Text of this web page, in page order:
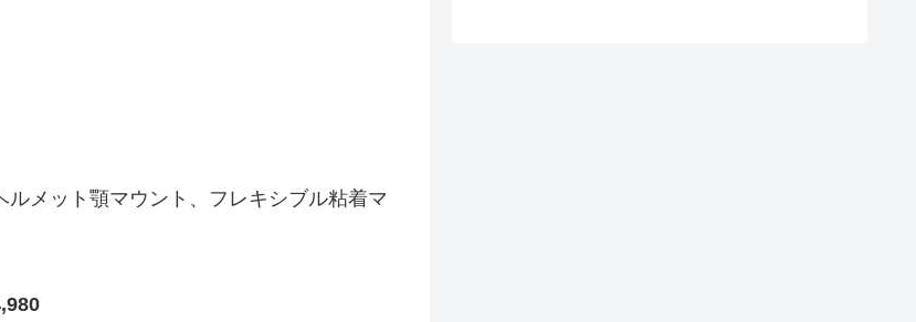
ルメット顎マウント、フレキシブル粘着マ